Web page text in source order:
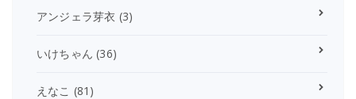
アンジェラ芽衣 (3)
いけちゃん (36)
えなこ (81)